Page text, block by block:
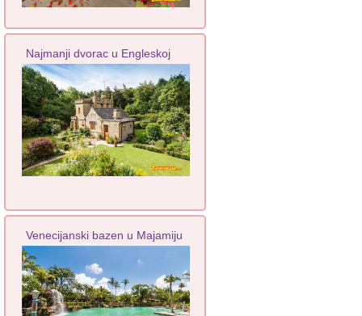
Najmanji dvorac u Engleskoj
Venecijanski bazen u Majamiju